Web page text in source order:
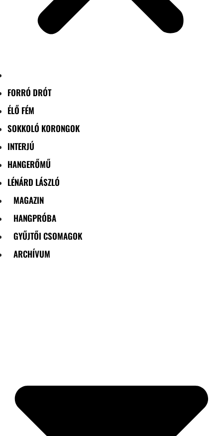
FORRÓ DRÓT
ÉLŐ FÉM
SOKKOLÓ KORONGOK
INTERJÚ
HANGERŐMŰ
LÉNÁRD LÁSZLÓ
MAGAZIN
HANGPRÓBA
GYŰJTŐI CSOMAGOK
ARCHÍVUM